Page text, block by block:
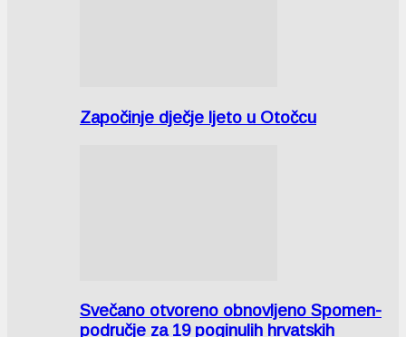
Započinje dječje ljeto u Otočcu
Svečano otvoreno obnovljeno Spomen-
područje za 19 poginulih hrvatskih